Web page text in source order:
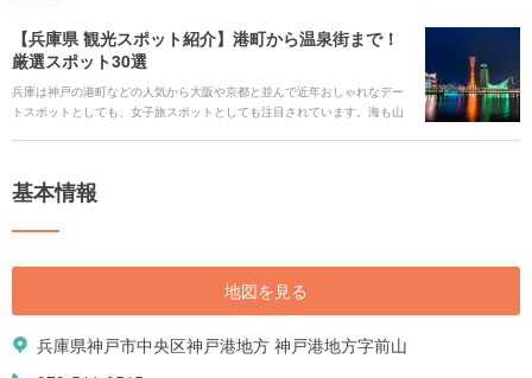
【兵庫県 観光スポット紹介】港町から温泉街まで！
厳選スポット30選
兵庫は神戸の港町などの人気から大阪や京都と並んで近年おしゃれなデー
トスポットとしても、女子旅スポットとしても注目されています。海も山
します。
基本情報
地図を見る
兵庫県神戸市中央区神戸港地方 神戸港地方字前山